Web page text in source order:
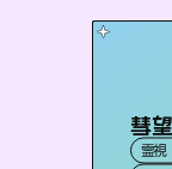
彗望
霊視